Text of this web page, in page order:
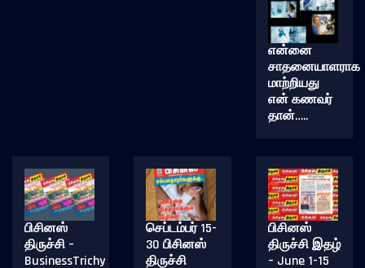
என்னை
சாதனையாளராக
மாற்றியது
என் கணவர்
தான்…..
பிசினஸ்
திருச்சி –
BusinessTrichy
செப்டம்பர் 15-
30 பிசினஸ்
திருச்சி
பிசினஸ்
திருச்சி இதழ்
– June 1-15